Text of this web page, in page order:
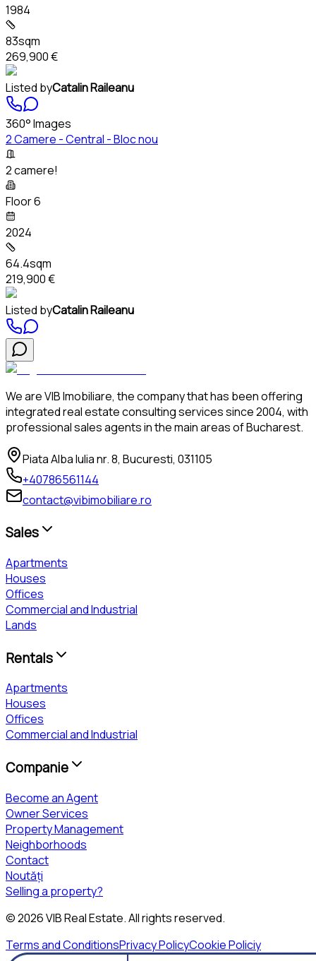
1984
83sqm
269,900 €
Listed byCatalin Raileanu
360° Images
2 Camere - Central - Bloc nou
2 camere!
Floor 6
2024
64.4sqm
219,900 €
Listed byCatalin Raileanu
We are VIB Imobiliare, the company that has been offering
integrated real estate consulting services since 2004, with
professional sales agents in the main areas of Bucharest.
Piata Alba Iulia nr. 8, Bucuresti, 031105
+40786561144
contact@vibimobiliare.ro
Sales
Apartments
Houses
Offices
Commercial and Industrial
Lands
Rentals
Apartments
Houses
Offices
Commercial and Industrial
Companie
Become an Agent
Owner Services
Property Management
Neighborhoods
Contact
Noutăți
Selling a property?
©2026VIB Real Estate. All rights reserved.
Terms and ConditionsPrivacy PolicyCookie Policiy